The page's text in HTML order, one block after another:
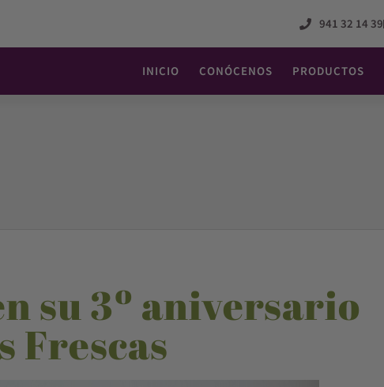
941 32 14 39
INICIO CONÓCENOS PRODUCTOS
su 3º aniversario
Frescas